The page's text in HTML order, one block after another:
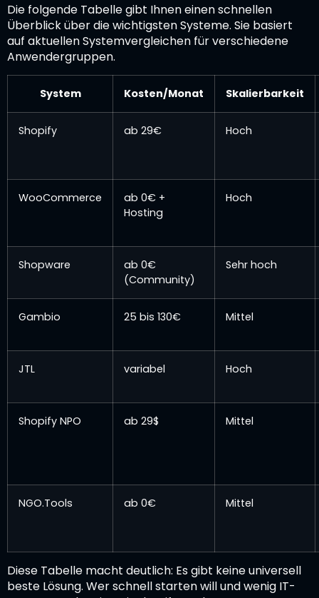
Die folgende Tabelle gibt Ihnen einen schnellen
Überblick über die wichtigsten Systeme. Sie basiert
auf aktuellen Systemvergleichen für verschiedene
Anwendergruppen.
System Kosten/Monat Skalierbarkeit
Shopify ab 29€ Hoch
WooCommerce
ab 0€ +
Hosting
Hoch
Shopware
ab 0€
(Community)
Sehr hoch
Gambio 25 bis 130€ Mittel
JTL variabel Hoch
Shopify NPO ab 29$ Mittel
NGO.Tools ab 0€ Mittel
Diese Tabelle macht deutlich: Es gibt keine universell
beste Lösung. Wer schnell starten will und wenig IT-